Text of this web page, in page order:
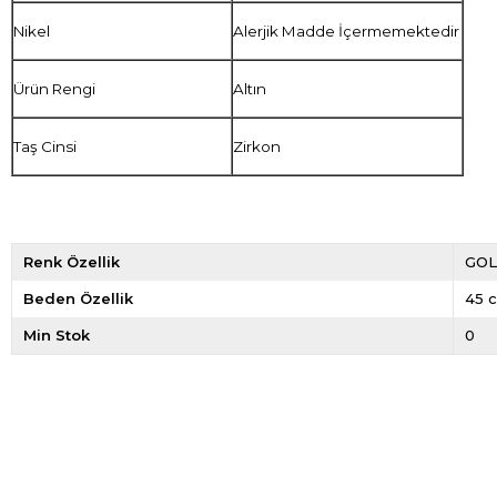
Nikel Alerjik Madde İçermemektedir
Ürün Rengi Altın
Taş Cinsi Zirkon
Renk Özellik
Beden Özellik 45
Min Stok 0